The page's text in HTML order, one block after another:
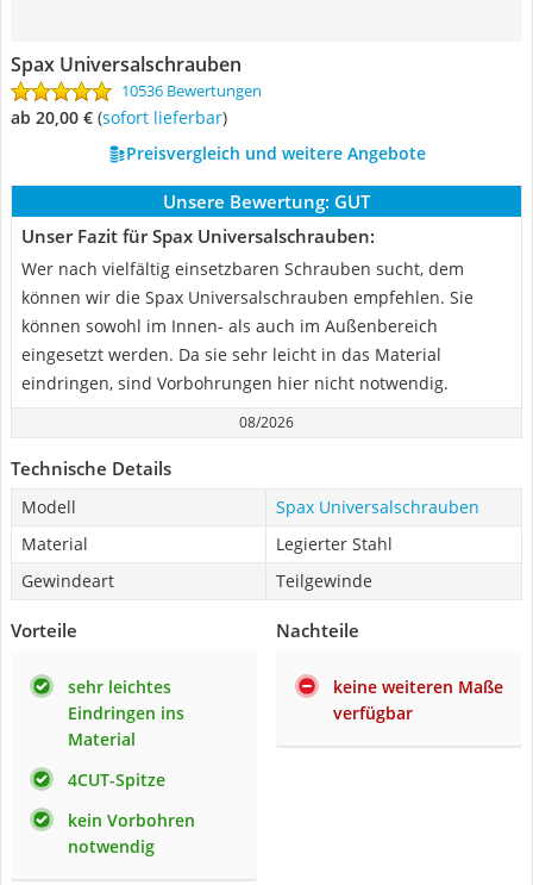
Spax Universalschrauben
10536 Bewertungen
ab 20,00 € ( Sofort lieferbar)
Preisvergleich und weitere Angebote
Unsere Bewertung: GUT
Unser Fazit für Spax Universalschrauben:
Wer nach vielfältig einsetzbaren Schrauben sucht, dem
können wir die Spax Universalschrauben empfehlen. Sie
können sowohl im Innen- als auch im Außenbereich
eingesetzt werden. Da sie sehr leicht in das Material
eindringen, sind Vorbohrungen hier nicht notwendig.
08/2026
Technische Details
Modell
Spax Universalschrauben
Material
Legierter Stahl
Gewindeart
Teilgewinde
Vorteile
sehr leichtes
Eindringen ins
Material
4CUT-Spitze
kein Vorbohren
notwendig
Nachteile
keine weiteren Maße
verfügbar